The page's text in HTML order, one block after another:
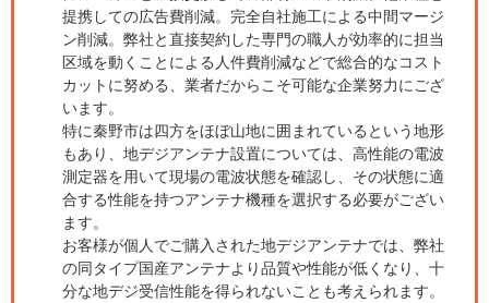
提携しての広告費削減。完全自社施工による中間マージ
ン削減。弊社と直接契約した専門の職人が効率的に担当
区域を動くことによる人件費削減などで総合的なコスト
カットに努める、業者だからこそ可能な企業努力にござ
います。
特に秦野市は四方をほぼ山地に囲まれているという地形
もあり、地デジアンテナ設置については、高性能の電波
測定器を用いて現場の電波状態を確認し、その状態に適
合する性能を持つアンテナ機種を選択する必要がござい
ます。
お客様が個人でご購入された地デジアンテナでは、弊社
の同タイプ国産アンテナより品質や性能が低くなり、十
分な地デジ受信性能を得られないことも考えられます。